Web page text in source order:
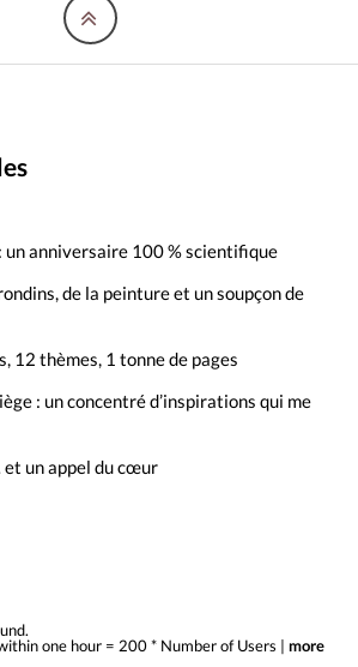
anniversaire 100 % scientifique
de la peinture et un soupçon de
12 thèmes, 1 tonne de pages
: un concentré d’inspirations qui me
un appel du cœur
one hour = 200 * Number of Users | more